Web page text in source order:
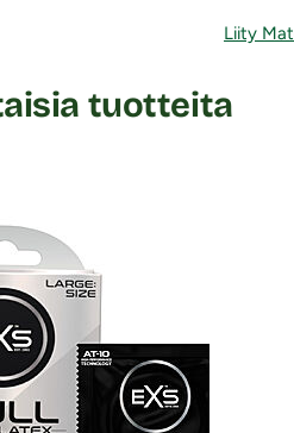
Liity
tuotteita